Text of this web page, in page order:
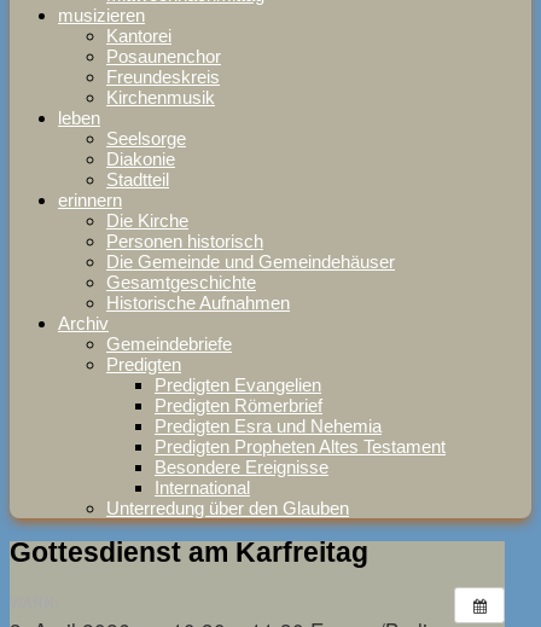
musizieren
Kantorei
Posaunenchor
Freundeskreis
Kirchenmusik
leben
Seelsorge
Diakonie
Stadtteil
erinnern
Die Kirche
Personen historisch
Die Gemeinde und Gemeindehäuser
Gesamtgeschichte
Historische Aufnahmen
Archiv
Gemeindebriefe
Predigten
Predigten Evangelien
Predigten Römerbrief
Predigten Esra und Nehemia
Predigten Propheten Altes Testament
Besondere Ereignisse
International
Unterredung über den Glauben
Gottesdienst am Karfreitag